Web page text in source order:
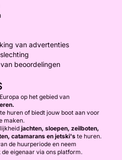
van advertenties
beoordelingen
op het gebied van
huren of biedt jouw boot aan voor
maken.
jachten, sloepen, zeilboten,
catamarans en jetski's te huren.
de huurperiode en neem
eigenaar via ons platform.